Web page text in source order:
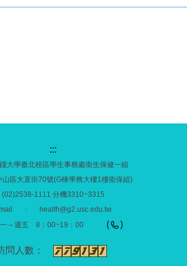
:::
大學臺北校區學生事務處衛生保健一組
山區大直街70號(G棟學務大樓1樓衛保組)
(02)2538-1111 分機3310~3315
：
health@g2.usc.edu.tw
一～週五 8：00~19：00